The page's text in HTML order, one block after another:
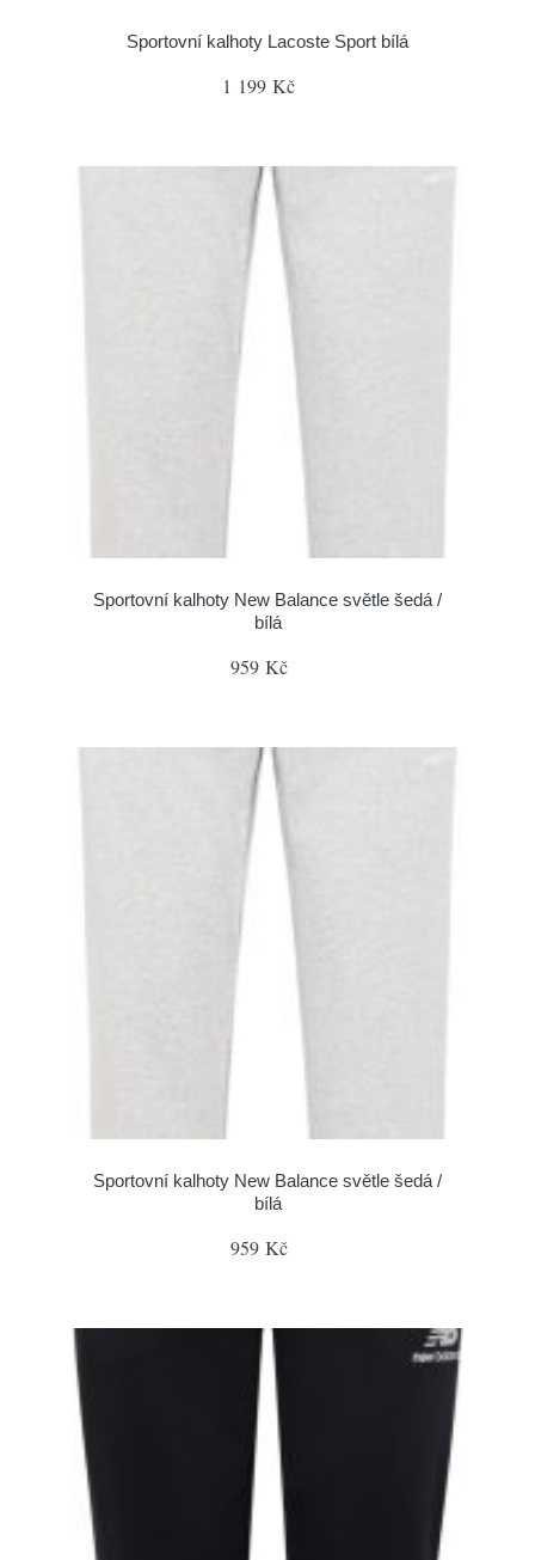
Sportovní kalhoty Lacoste Sport bílá
1 199 Kč
Sportovní kalhoty New Balance světle šedá /
bílá
959 Kč
Sportovní kalhoty New Balance světle šedá /
bílá
959 Kč